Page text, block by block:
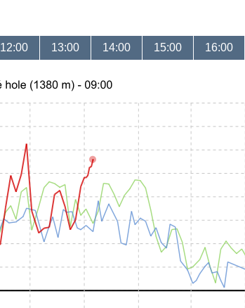
12:00 13:00 14:00 15:00 16:00